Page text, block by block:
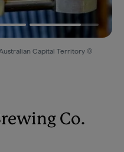
Capital Territory ©
Co.